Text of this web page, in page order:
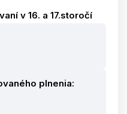
v 16. a 17.storočí
plnenia: